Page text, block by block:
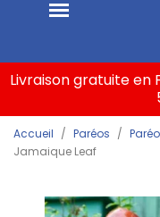
Livraison gratuite
Accueil Paréos
Jamaique Leaf